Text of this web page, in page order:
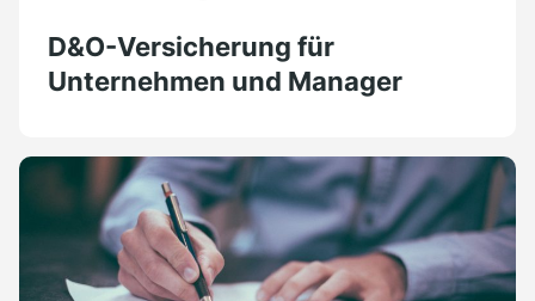
D&O-Versicherung für
Unternehmen und Manager